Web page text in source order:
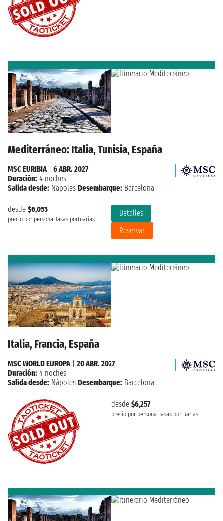
Mediterráneo: Italia, Tunisia, España
desde $6,053
precio por persona Tasas portuarias
Detalles
Reservar
MSC EURIBIA| 6 ABR. 2027
Duración: 4 noches
Salida desde: Nápoles Desembarque: Barcelona
Italia, Francia, España
desde $6,257
precio por persona Tasas portuarias
MSC WORLD EUROPA
20 ABR. 2027
Duración: 4 noches
Salida desde: Nápoles Desembarque: Barcelona